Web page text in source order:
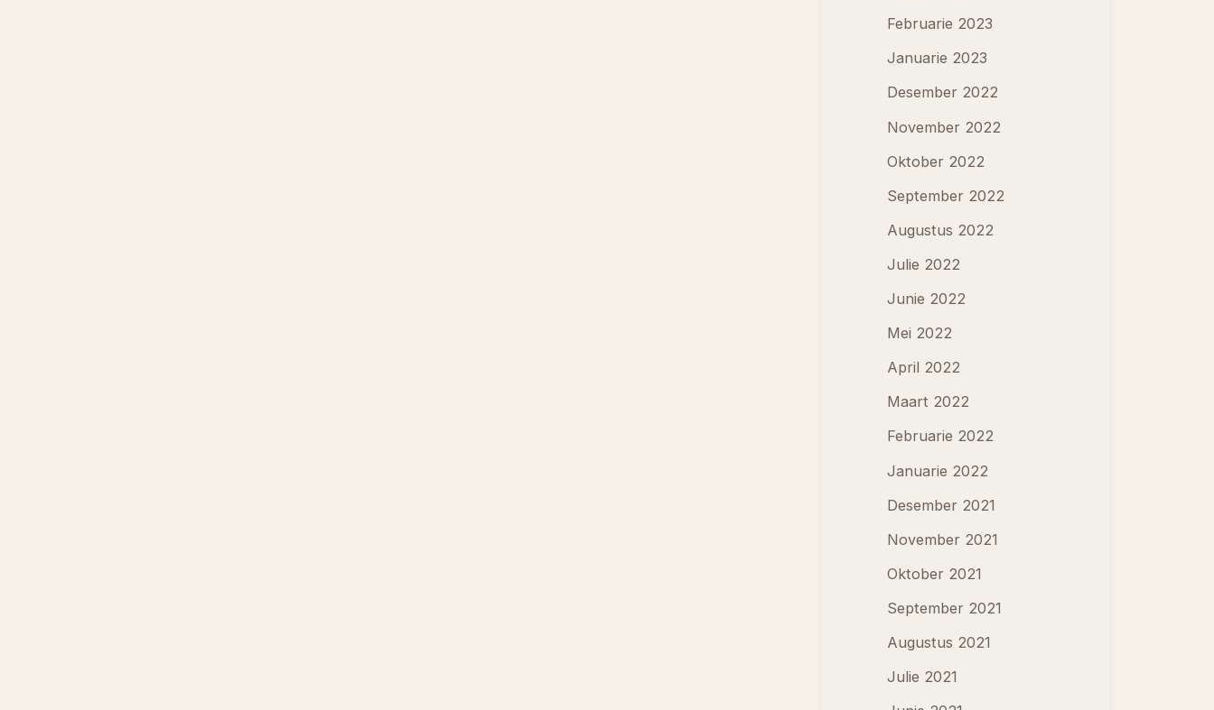
Februarie 2023
Januarie 2023
Desember 2022
November 2022
Oktober 2022
September 2022
Augustus 2022
Julie 2022
Junie 2022
Mei 2022
April 2022
Maart 2022
Februarie 2022
Januarie 2022
Desember 2021
November 2021
Oktober 2021
September 2021
Augustus 2021
Julie 2021